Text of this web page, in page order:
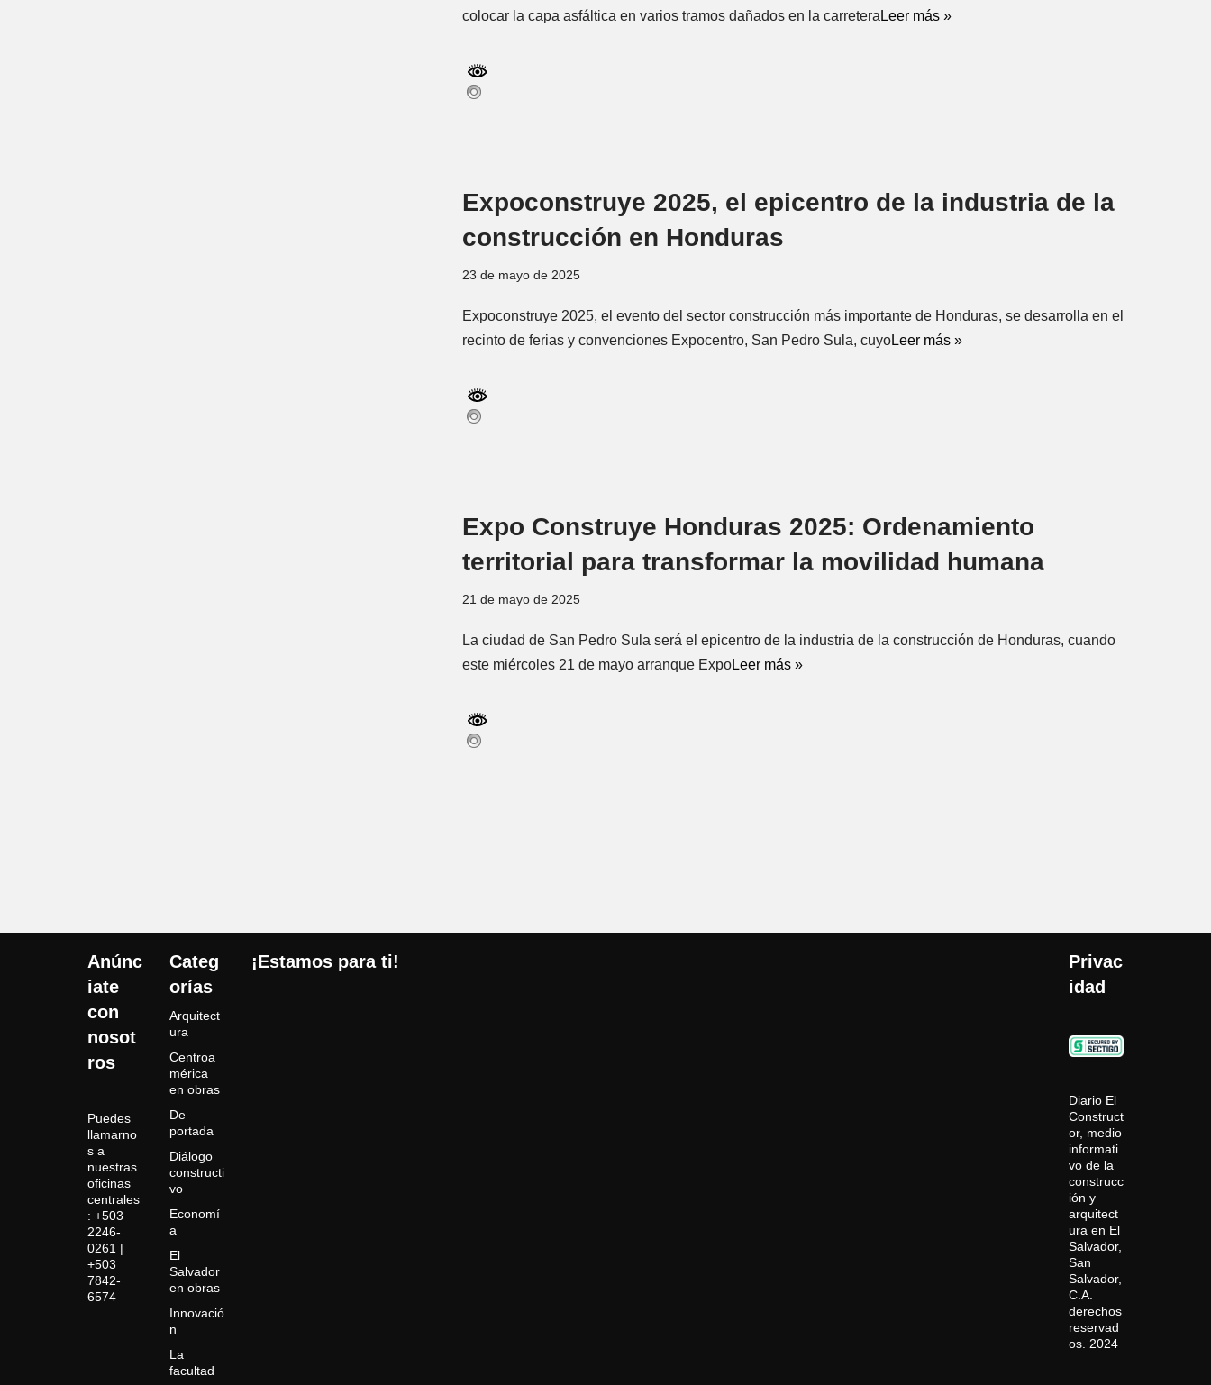
colocar la capa asfáltica en varios tramos dañados en la carretera Leer más »
Expoconstruye 2025, el epicentro de la industria de la
construcción en Honduras
23 de mayo de 2025
Expoconstruye 2025, el evento del sector construcción más importante de Honduras, se desarrolla en el
recinto de ferias y convenciones Expocentro, San Pedro Sula, cuyoLeer más »
Expo Construye Honduras 2025: Ordenamiento
territorial para transformar la movilidad humana
21 de mayo de 2025
La ciudad de San Pedro Sula será el epicentro de la industria de la construcción de Honduras, cuando
este miércoles 21 de mayo arranque ExpoLeer más »
Anúnc
iate
con
nosot
ros
Puedes
llamarno
s a
nuestras
oficinas
centrales
: +503
2246-
0261 |
+503
7842-
6574
Categ
orías
Arquitect
ura
Centroa
mérica
en obras
De
portada
Diálogo
constructi
vo
Economí
a
El
Salvador
en obras
Innovació
n
La
facultad
¡Estamos para ti!
Privac
idad
Diario El
Construct
or, medio
informati
vo de la
construcc
ión y
arquitect
ura en El
Salvador,
San
Salvador,
C.A.
derechos
reservad
os. 2024